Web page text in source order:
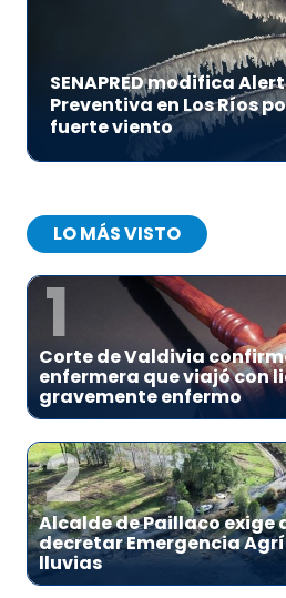
SENAPRED modifica
Preventiva en Los Ríos
fuerte viento
LO MÁS VISTO
1
Corte de Valdivia
enfermera que viajó con
gravemente enfermo
2
Alcalde de Paillaco exige
decretar Emergencia
lluvias